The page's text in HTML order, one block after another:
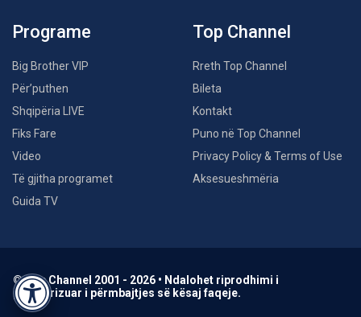
Programe
Big Brother VIP
Për’puthen
Shqipëria LIVE
Fiks Fare
Video
Të gjitha programet
Guida TV
Top Channel
Rreth Top Channel
Bileta
Kontakt
Puno në Top Channel
Privacy Policy & Terms of Use
Aksesueshmëria
© Top Channel 2001 - 2026 • Ndalohet riprodhimi i
paautorizuar i përmbajtjes së kësaj faqeje.